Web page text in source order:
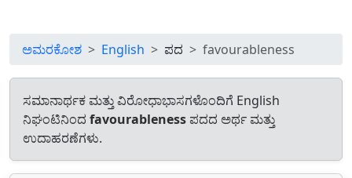
ಅಮರಕೋಶ English ಪದ favourableness
ಸಮಾನಾರ್ಥಕ ಮತ್ತು ವಿರೋಧಾಭಾಸಗಳೊಂದಿಗೆ English
ನಿಘಂಟಿನಿಂದ favourableness ಪದದ ಅರ್ಥ ಮತ್ತು
ಉದಾಹರಣೆಗಳು.